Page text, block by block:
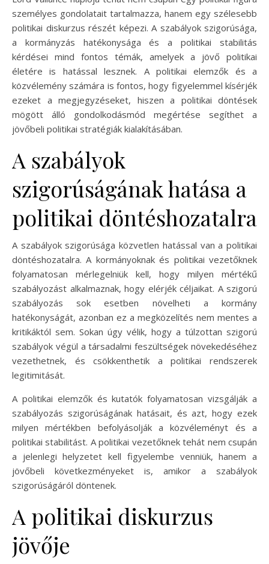
személyes gondolatait tartalmazza, hanem egy szélesebb
politikai diskurzus részét képezi. A szabályok szigorúsága,
a kormányzás hatékonysága és a politikai stabilitás
kérdései mind fontos témák, amelyek a jövő politikai
életére is hatással lesznek. A politikai elemzők és a
közvélemény számára is fontos, hogy figyelemmel kísérjék
ezeket a megjegyzéseket, hiszen a politikai döntések
mögött álló gondolkodásmód megértése segíthet a
jövőbeli politikai stratégiák kialakításában.
A szabályok
szigorúságának hatása a
politikai döntéshozatalra
A szabályok szigorúsága közvetlen hatással van a politikai
döntéshozatalra. A kormányoknak és politikai vezetőknek
folyamatosan mérlegelniük kell, hogy milyen mértékű
szabályozást alkalmaznak, hogy elérjék céljaikat. A szigorú
szabályozás sok esetben növelheti a kormány
hatékonyságát, azonban ez a megközelítés nem mentes a
kritikáktól sem. Sokan úgy vélik, hogy a túlzottan szigorú
szabályok végül a társadalmi feszültségek növekedéséhez
vezethetnek, és csökkenthetik a politikai rendszerek
legitimitását.
A politikai elemzők és kutatók folyamatosan vizsgálják a
szabályozás szigorúságának hatásait, és azt, hogy ezek
milyen mértékben befolyásolják a közvéleményt és a
politikai stabilitást. A politikai vezetőknek tehát nem csupán
a jelenlegi helyzetet kell figyelembe venniük, hanem a
jövőbeli következményeket is, amikor a szabályok
szigorúságáról döntenek.
A politikai diskurzus
jövője